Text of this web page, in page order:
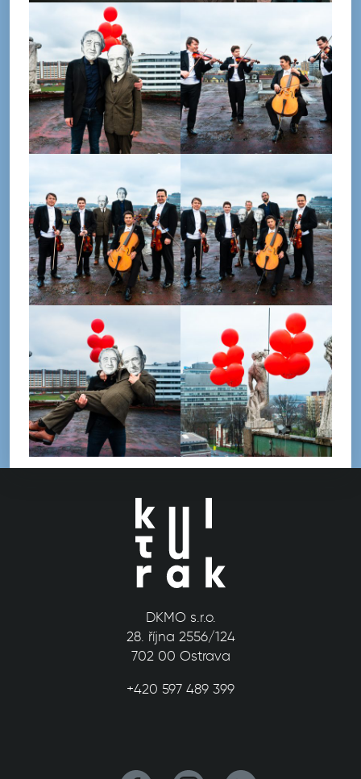
DKMO s.r.o.
28. října 2556/124
702 00 Ostrava
+420 597 489 399